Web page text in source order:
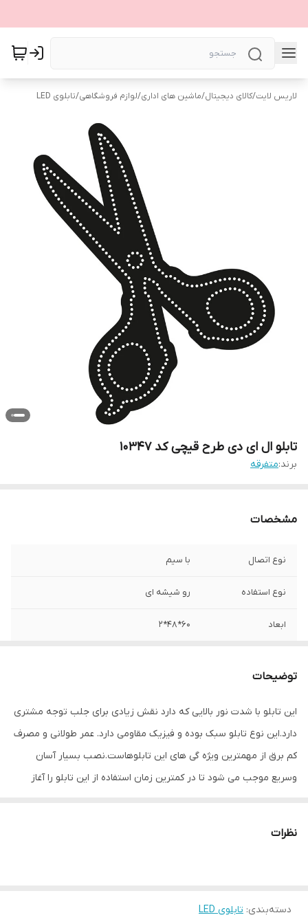
لاریس لایت/کالای دیجیتال/ماشین های اداری/لوازم فروشگاهی/تابلوی LED
تابلو ال ای دی طرح قیچی کد 10347
برند:متفرقه
مشخصات
نوع اتصال با سیم
نوع استفاده رو شیشه ای
ابعاد 60*48*2
توضیحات
این تابلو با شدت نور بالایی که دارد نقش زیادی برای جلب توجه مشتری
دارد.این نوع تابلو سبک بوده و فیزیک مقاومی دارد. عمر طولانی و مصرف
کم برق از مهمترین ویژه گی های این تابلوهاست.نصب بسیار آسان
وسریع موجب می شود تا در کمترین زمان استفاده از این تابلو را آغاز
به محل نصب وابسته نیست. فیزیک محکم موجب می شود تا نگرانی از
درخشندگی داشته و وظیفه خود را انجام می دهد. این تابلو از شدت نور
نظرات
دسته‌بندی: تابلوی LED